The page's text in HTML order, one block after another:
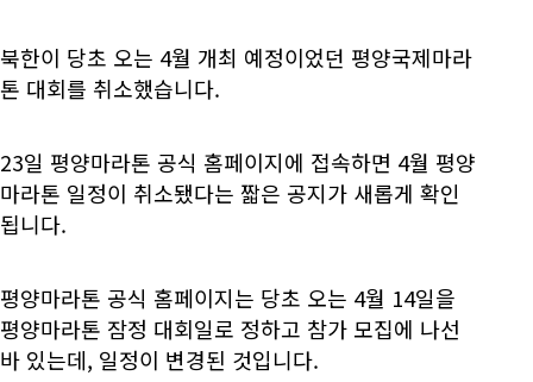
북한이 당초 오는 4월 개최 예정이었던 평양국제마라
톤 대회를 취소했습니다.
23일 평양마라톤 공식 홈페이지에 접속하면 4월 평양
마라톤 일정이 취소됐다는 짧은 공지가 새롭게 확인
됩니다.
평양마라톤 공식 홈페이지는 당초 오는 4월 14일을
평양마라톤 잠정 대회일로 정하고 참가 모집에 나선
바 있는데, 일정이 변경된 것입니다.